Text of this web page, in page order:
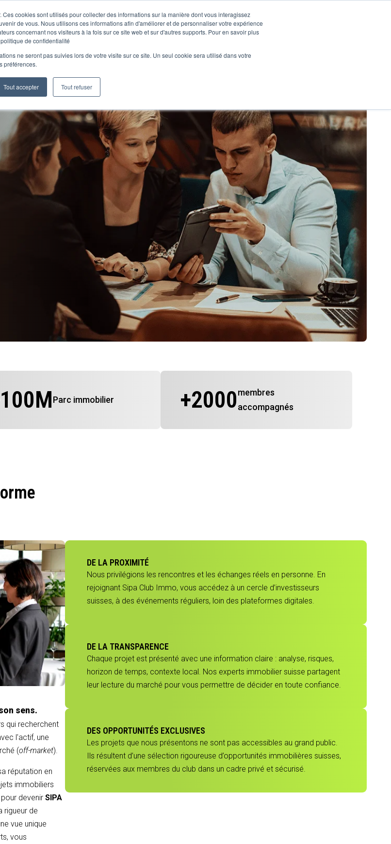
cookies sont utilisés pour collecter des informations sur la manière dont vous interagissez
de vous. Nous utilisons ces informations afin d'améliorer et de personnaliser votre expérience
concernant nos visiteurs à la fois sur ce site web et sur d'autres supports. Pour en savoir plus
de confidentialité
ne seront pas suivies lors de votre visite sur ce site. Un seul cookie sera utilisé dans votre
préférences.
Tout accepter Tout refuser
Le ClubNos réalisationsActualités
100MParc immobilier +2000membres
accompagnés
sens.
qui recherchent
l'actif, une
(off-market).
réputation en
immobiliers
devenir SIPA
rigueur de
vue unique
vous
DE LA PROXIMITÉ
Nous privilégions les rencontres et les échanges réels en personne. En
rejoignant Sipa Club Immo, vous accédez à un cercle d’investisseurs
suisses, à des événements réguliers, loin des plateformes digitales.
DE LA TRANSPARENCE
Chaque projet est présenté avec une information claire : analyse, risques,
horizon de temps, contexte local. Nos experts immobilier suisse partagent
leur lecture du marché pour vous permettre de décider en toute confiance.
DES OPPORTUNITÉS EXCLUSIVES
Les projets que nous présentons ne sont pas accessibles au grand public.
Ils résultent d’une sélection rigoureuse d’opportunités immobilières suisses,
réservées aux membres du club dans un cadre privé et sécurisé.